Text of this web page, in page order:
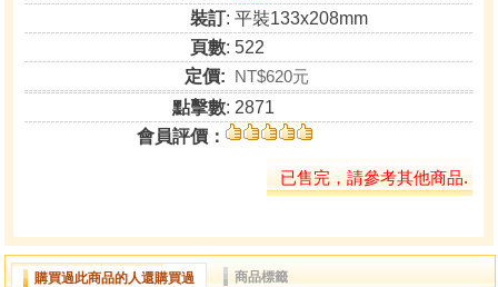
裝訂: 平裝133x208mm
頁數: 522
定價: NT$620元
點擊數: 2871
會員評價：
已售完，請參考其他商品.
購買過此商品的人還購買過 商品標籤